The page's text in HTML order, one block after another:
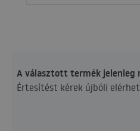
A választott termék jelenleg
Értesítést kérek újbóli